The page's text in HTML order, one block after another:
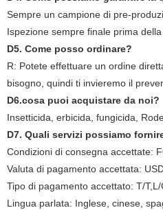
Sempre un campione di pre-
Ispezione sempre finale prima
D5. Come posso ordinare?
R: Potete effettuare un ordine
bisogno, quindi ti invieremo il
D6.cosa puoi acquistare da noi?
Insetticida, erbicida, fungicida,
D7. Quali servizi possiamo
Condizioni di consegna accettate:
Valuta di pagamento accettata:
Tipo di pagamento accettato: T/
Lingua parlata: Inglese, cinese,